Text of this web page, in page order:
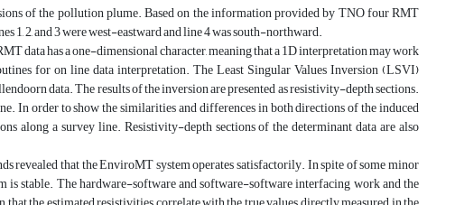
of the pollution plume. Based on the information provided by TNO four RMT
1, 2, and 3 were west-eastward and line 4 was south-northward.
data has a one-dimensional character, meaning that a 1D interpretation may work
for on line data interpretation. The Least Singular Values Inversion (LSVI)
data. The results of the inversion are presented as resistivity-depth sections.
In order to show the similarities and differences in both directions of the induced
along a survey line. Resistivity-depth sections of the determinant data are also
revealed that the EnviroMT system operates satisfactorily. In spite of some minor
stable. The hardware-software and software-software interfacing work and the